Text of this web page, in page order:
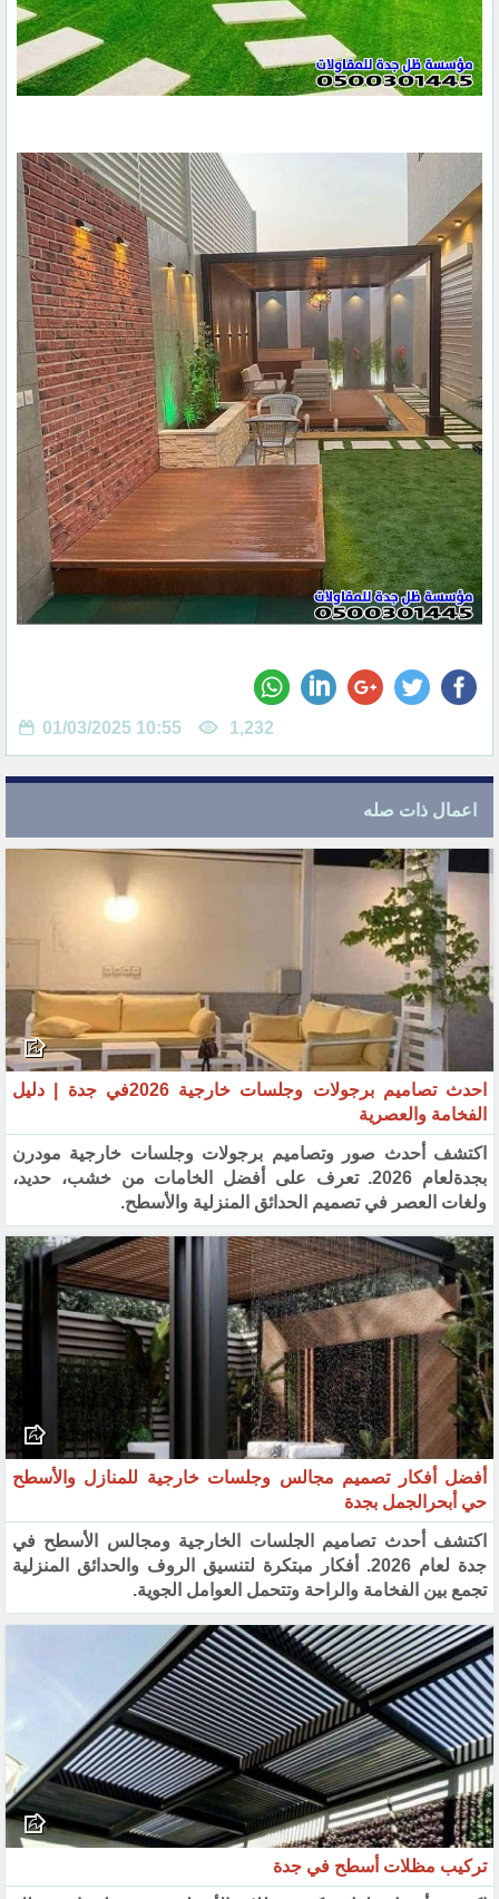
01/03/2025 10:55 1,232
اعمال ذات صله
احدث تصاميم برجولات وجلسات خارجية 2026في جدة | دليل
الفخامة والعصرية
اكتشف أحدث صور وتصاميم برجولات وجلسات خارجية مودرن
بجدةلعام 2026. تعرف على أفضل الخامات من خشب، حديد،
ولغات العصر في تصميم الحدائق المنزلية والأسطح.
أفضل أفكار تصميم مجالس وجلسات خارجية للمنازل والأسطح
حي أبحرالجمل بجدة
اكتشف أحدث تصاميم الجلسات الخارجية ومجالس الأسطح في
جدة لعام 2026. أفكار مبتكرة لتنسيق الروف والحدائق المنزلية
تجمع بين الفخامة والراحة وتتحمل العوامل الجوية.
تركيب مظلات أسطح في جدة